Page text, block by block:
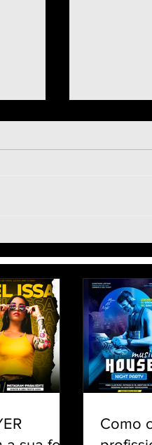
desenho
fumaça,
Texto
app
Como